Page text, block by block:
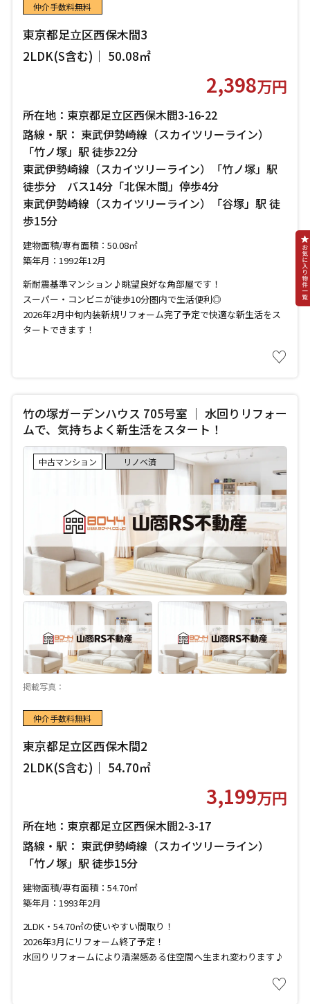
仲介手数料無料
東京都足立区西保木間3
2LDK(S含む)｜ 50.08㎡
2,398万円
所在地：東京都足立区西保木間3-16-22
路線・駅： 東武伊勢崎線（スカイツリーライン）
「竹ノ塚」駅 徒歩22分
東武伊勢崎線（スカイツリーライン）「竹ノ塚」駅
徒歩分 バス14分「北保木間」停歩4分
東武伊勢崎線（スカイツリーライン）「谷塚」駅 徒
歩15分
建物面積/専有面積：50.08㎡
築年月：1992年12月
新耐震基準マンション♪眺望良好な角部屋です！
スーパー・コンビニが徒歩10分圏内で生活便利◎
2026年2月中旬内装新規リフォーム完了予定で快適な新生活をス
タートできます！
♡
竹の塚ガーデンハウス 705号室 ｜ 水回りリフォー
ムで、気持ちよく新生活をスタート！
中古マンション リノベ済
掲載写真：
仲介手数料無料
東京都⾜⽴区⻄保⽊間2
2LDK(S含む)｜ 54.70㎡
3,199万円
所在地：東京都⾜⽴区⻄保⽊間2-3-17
路線・駅： 東武伊勢崎線（スカイツリーライン）
「竹ノ塚」駅 徒歩15分
建物面積/専有面積：54.70㎡
築年月：1993年2月
2LDK・54.70㎡の使いやすい間取り！
2026年3月にリフォーム終了予定！
水回りリフォームにより清潔感ある住空間へ生まれ変わります♪
♡